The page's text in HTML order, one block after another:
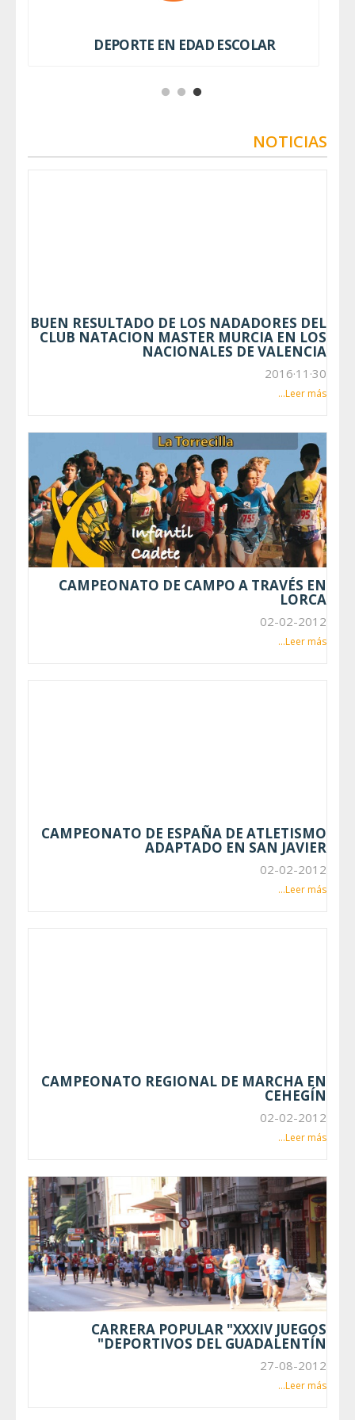
DEPORTE EN EDAD ESCOLAR
NOTICIAS
BUEN RESULTADO DE LOS NADADORES DEL
CLUB NATACION MASTER MURCIA EN LOS
NACIONALES DE VALENCIA
30·11·2016
Leer más...
CAMPEONATO DE CAMPO A TRAVÉS EN
LORCA
02-02-2012
Leer más...
CAMPEONATO DE ESPAÑA DE ATLETISMO
ADAPTADO EN SAN JAVIER
02-02-2012
Leer más...
CAMPEONATO REGIONAL DE MARCHA EN
CEHEGÍN
02-02-2012
Leer más...
CARRERA POPULAR "XXXIV JUEGOS
DEPORTIVOS DEL GUADALENTÍN"
27-08-2012
Leer más...